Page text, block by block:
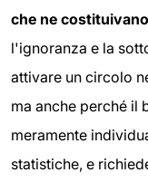
che ne
l'ignoranza e la
attivare un circolo
ma anche perché il
meramente
statistiche, e